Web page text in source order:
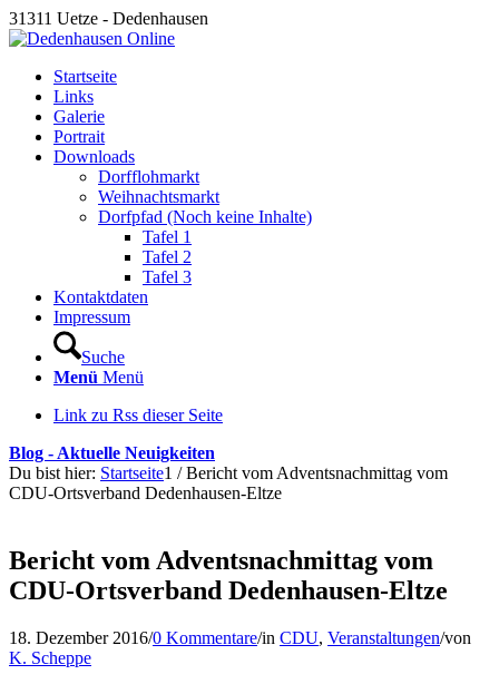
31311 Uetze - Dedenhausen
Startseite
Links
Galerie
Portrait
Downloads
Dorfflohmarkt
Weihnachtsmarkt
Dorfpfad (Noch keine Inhalte)
Tafel 1
Tafel 2
Tafel 3
Kontaktdaten
Impressum
Suche
Menü Menü
Link zu Rss dieser Seite
Blog - Aktuelle Neuigkeiten
Du bist hier: Startseite1 / Bericht vom Adventsnachmittag vom
CDU-Ortsverband Dedenhausen-Eltze
Bericht vom Adventsnachmittag vom
CDU-Ortsverband Dedenhausen-Eltze
18. Dezember 2016/0 Kommentare/in CDU, Veranstaltungen/von
K. Scheppe